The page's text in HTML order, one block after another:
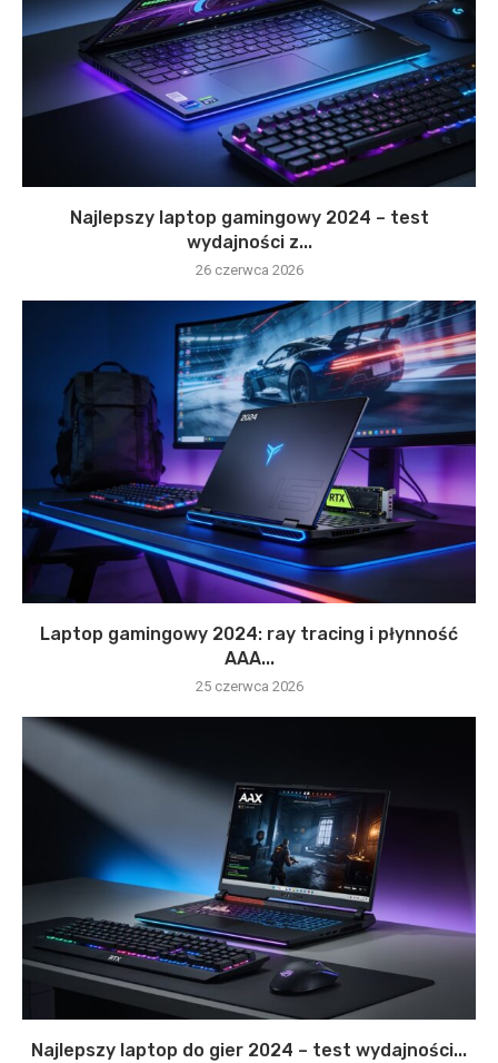
Najlepszy laptop gamingowy 2024 – test
wydajności z...
26 czerwca 2026
Laptop gamingowy 2024: ray tracing i płynność
AAA...
25 czerwca 2026
Najlepszy laptop do gier 2024 – test wydajności...